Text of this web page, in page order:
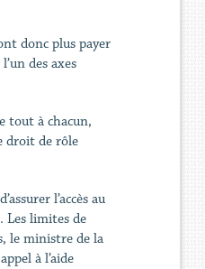
donc plus payer
des axes
tout à chacun,
droit de rôle
l’accès au
Les limites de
le ministre de la
à l’aide